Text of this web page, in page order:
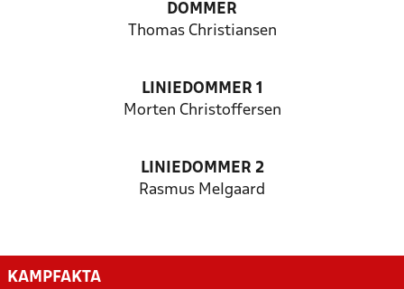
DOMMER
Thomas Christiansen
LINIEDOMMER 1
Morten Christoffersen
LINIEDOMMER 2
Rasmus Melgaard
KAMPFAKTA